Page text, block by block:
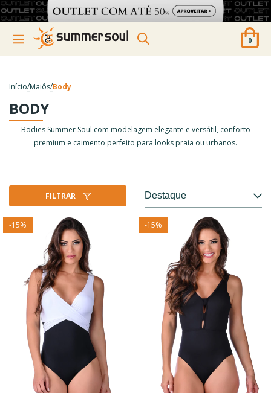
0
Início/Maiôs/Body
BODY
Bodies Summer Soul com modelagem elegante e versátil, conforto
premium e caimento perfeito para looks praia ou urbanos.
FILTRAR
-15% -15%